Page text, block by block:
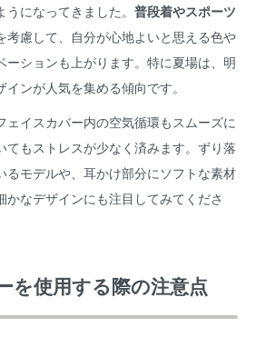
になってきました。 普段着やスポーツ
考慮して、自分が心地よいと思える色や
ーションも上がります。特に夏場は、明
ンが人気を集める傾向です。
ェイスカバー内の空気循環もスムーズに
てもストレスが少なく済みます。ずり落
るモデルや、耳かけ部分にソフトな素材
かなデザインにも注目してみてくださ
を使用する際の注意点